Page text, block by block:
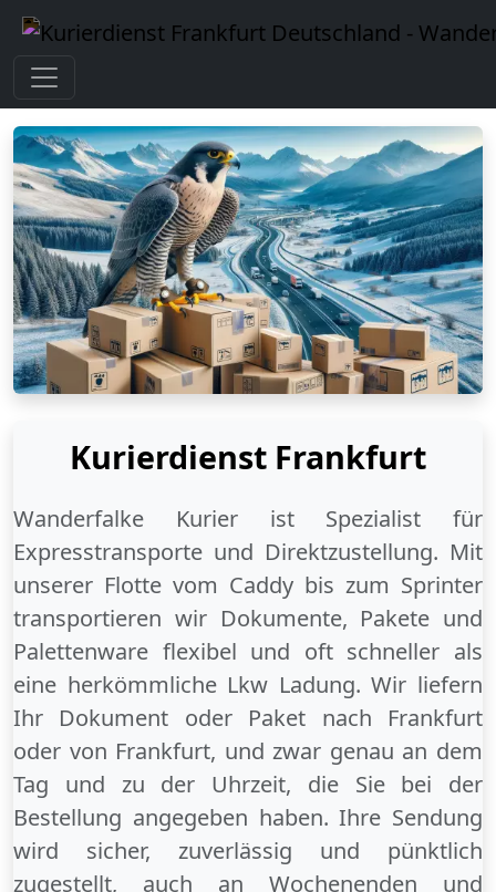
Kurierdienst Frankfurt
Wanderfalke Kurier ist Spezialist für
Expresstransporte und Direktzustellung. Mit
unserer Flotte vom Caddy bis zum Sprinter
transportieren wir Dokumente, Pakete und
Palettenware flexibel und oft schneller als
eine herkömmliche Lkw Ladung. Wir liefern
Ihr Dokument oder Paket nach Frankfurt
oder von Frankfurt, und zwar genau an dem
Tag und zu der Uhrzeit, die Sie bei der
Bestellung angegeben haben. Ihre Sendung
wird sicher, zuverlässig und pünktlich
zugestellt, auch an Wochenenden und